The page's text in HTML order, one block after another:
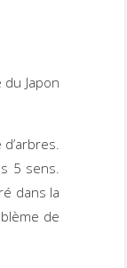
Japon
5 sens.
dans la
de